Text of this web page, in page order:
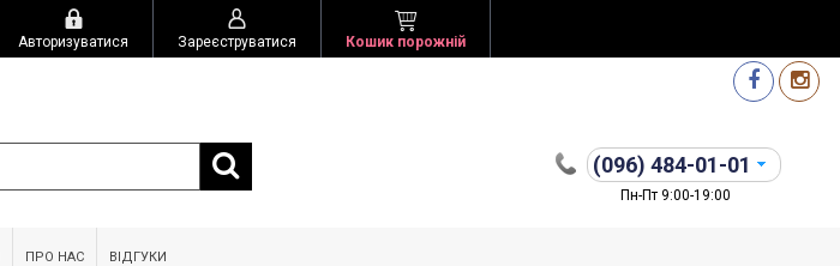
Авторизуватися Зареєструватися Кошик порожній
(096) 484-01-01
Пн-Пт 9:00-19:00
ПРО НАС ВІДГУКИ